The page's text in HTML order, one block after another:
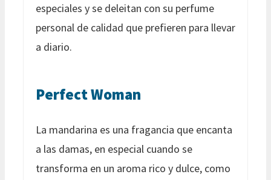
especiales y se deleitan con su perfume
personal de calidad que prefieren para llevar
a diario.
Perfect Woman
La mandarina es una fragancia que encanta
a las damas, en especial cuando se
transforma en un aroma rico y dulce, como